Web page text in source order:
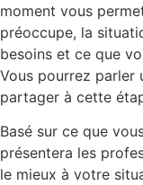
moment vous
préoccupe, la
besoins et ce que
Vous pourrez parler
partager à cette
Basé sur ce que
présentera les
le mieux à votre